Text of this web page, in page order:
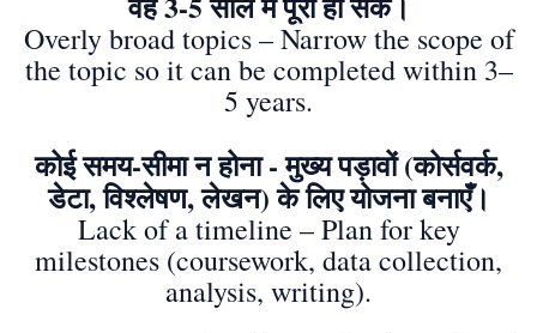
Overly broad topics – Narrow the scope of
the topic so it can be completed within 3–
5 years.
कोई समय-सीमा न होना - मुख्य पड़ावों (कोर्सवर्क,
डेटा, विश्लेषण, लेखन) के लिए योजना बनाएँ।
Lack of a timeline – Plan for key
milestones (coursework, data collection,
analysis, writing).